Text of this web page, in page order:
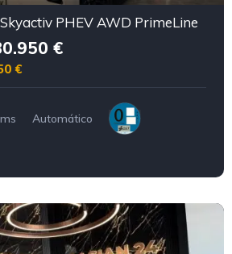
PHEV AWD PrimeLine
€
€
Automático